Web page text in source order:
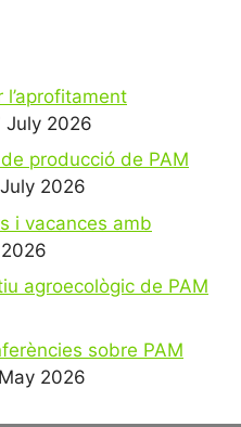
l’aprofitament
July 2026
producció de PAM
2026
i vacances amb
agroecològic de PAM
sobre PAM
2026